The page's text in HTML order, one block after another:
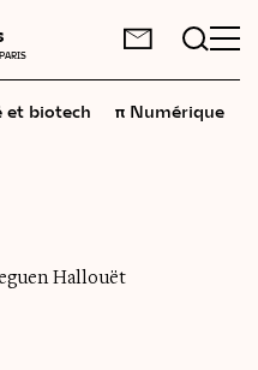
et biotech π Numérique
Hallouët